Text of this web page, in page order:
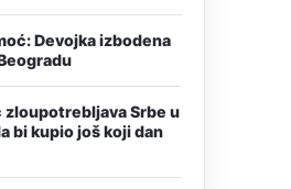
Devojka izbodena
zloupotrebljava Srbe u
bi kupio još koji dan